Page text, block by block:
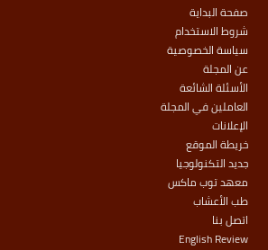
صفحة البداية
شروط الاستخدام
سياسة الخصوصية
عن المجلة
الأسئلة الشائعة
العاملين في المجلة
الإعلانات
خريطة الموقع
جديد التكنولوجيا
معهد توب ماكس
طب الأعشاب
اتصل بنا
English Review